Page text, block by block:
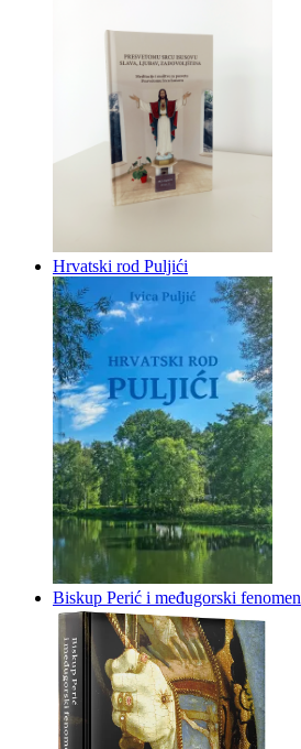
Hrvatski rod Puljići
Biskup Perić i međugorski fenomen